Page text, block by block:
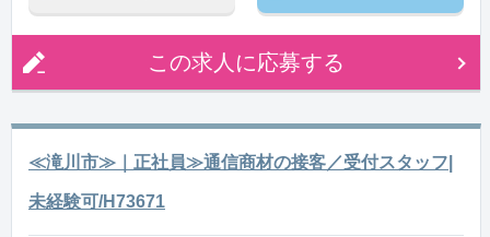
この求人に応募する
≪滝川市≫｜正社員≫通信商材の接客／受付スタッフ|
未経験可/H73671